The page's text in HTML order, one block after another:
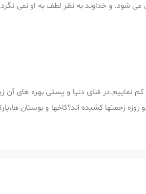
شود. و خداوند به نظر لطف به او نمی
فنای دنیا و پستی بهره های آن
زحمتها کشیده اند؟کاخها و بوستان